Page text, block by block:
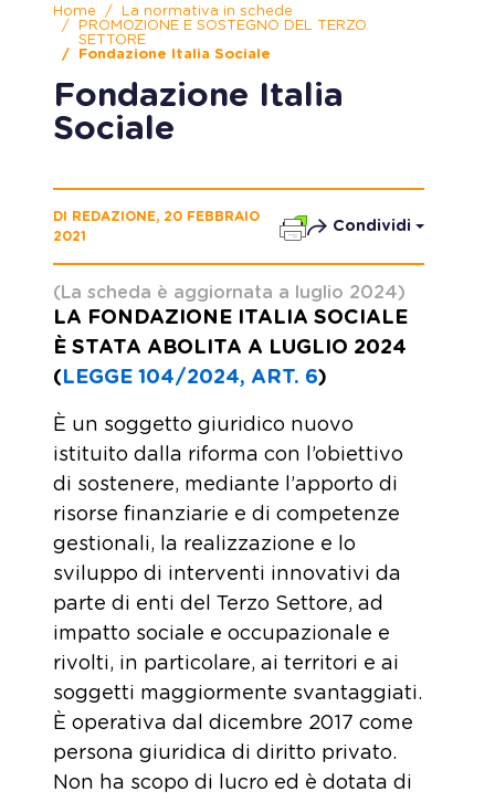
Home
La normativa in schede
PROMOZIONE E SOSTEGNO DEL TERZO
SETTORE
Fondazione Italia Sociale
Fondazione Italia
Sociale
DI REDAZIONE, 20 FEBBRAIO
2021
Condividi
(La scheda è aggiornata a luglio 2024)
LA FONDAZIONE ITALIA SOCIALE
È STATA ABOLITA A LUGLIO 2024
(LEGGE 104/2024, ART. 6)
È un soggetto giuridico nuovo
istituito dalla riforma con l’obiettivo
di sostenere, mediante l’apporto di
risorse finanziarie e di competenze
gestionali, la realizzazione e lo
sviluppo di interventi innovativi da
parte di enti del Terzo Settore, ad
impatto sociale e occupazionale e
rivolti, in particolare, ai territori e ai
soggetti maggiormente svantaggiati.
È operativa dal dicembre 2017 come
persona giuridica di diritto privato.
Non ha scopo di lucro ed è dotata di